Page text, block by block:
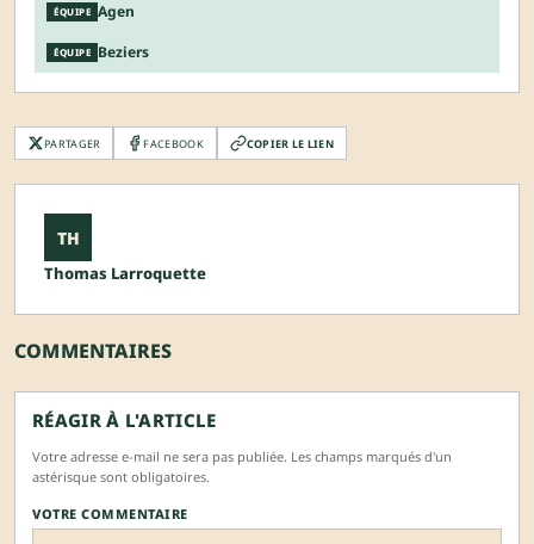
ÉQUIPE Agen
ÉQUIPE Beziers
PARTAGER FACEBOOK COPIER LE LIEN
TH
Thomas Larroquette
COMMENTAIRES
RÉAGIR À L'ARTICLE
Votre adresse e-mail ne sera pas publiée. Les champs marqués d'un
astérisque sont obligatoires.
VOTRE COMMENTAIRE